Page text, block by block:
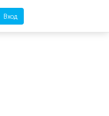
Вход